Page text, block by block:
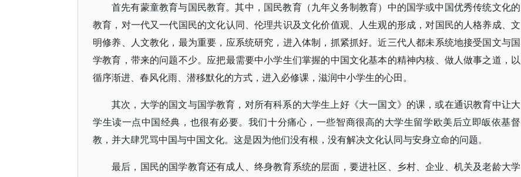
首先有蒙童教育与国民教育。其中，国民教育（九年义务制教育）中的国学或中国优秀传统文化的
教育，对一代又一代国民的文化认同、伦理共识及文化价值观、人生观的形成，对国民的人格养成、文
明修养、人文教化，最为重要，应系统研究，进入体制，抓紧抓好。近三代人都未系统地接受国文与国
学教育，带来的问题不少。应把最需要中小学生们掌握的中国文化基本的精神内核、做人做事之道，以
循序渐进、春风化雨、潜移默化的方式，进入必修课，滋润中小学生的心田。
其次，大学的国文与国学教育，对所有科系的大学生上好《大一国文》的课，或在通识教育中让大
学生读一点中国经典，也很有必要。我们十分痛心，一些智商很高的大学生留学欧美后立即皈依基督
教，并大肆咒骂中国与中国文化。这是因为他们没有根，没有解决文化认同与安身立命的问题。
最后，国民的国学教育还有成人、终身教育系统的层面，要进社区、乡村、企业、机关及老龄大学